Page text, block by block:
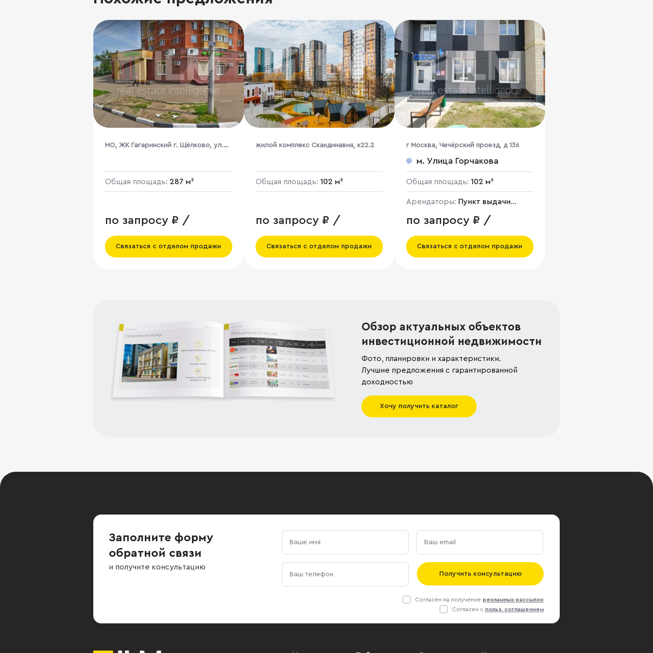
МО, ЖК Гагаринский г. Щёлково, ул.
Общая площадь: 287 м²
по запросу ₽ /
Связаться с отделом продажи
жилой комплекс Скандинавия, к22.2
Общая площадь: 102 м²
по запросу ₽ /
Связаться с отделом продажи
г Москва, Чечёрский проезд, д 136
м. Улица Горчакова
Общая площадь: 102 м²
Арендаторы: Пункт выдачи
по запросу ₽ /
Связаться с отделом продажи
Обзор актуальных объектов
инвестиционной недвижимости
Фото, планировки и характеристики.
Лучшие предложения с гарантированной
доходностью
Хочу получить каталог
Заполните форму
обратной связи
и получите консультацию
Получить консультацию
Согласен на получение рекламных рассылок
Согласен с польз. соглашением